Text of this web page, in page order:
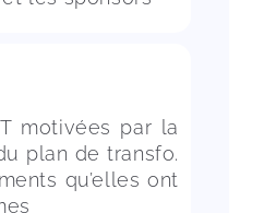
motivées par la
plan de transfo.
qu’elles ont